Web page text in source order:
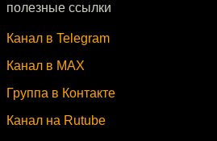
полезные ссылки
Канал в Telegram
Канал в MAX
Группа в Контакте
Канал на Rutube